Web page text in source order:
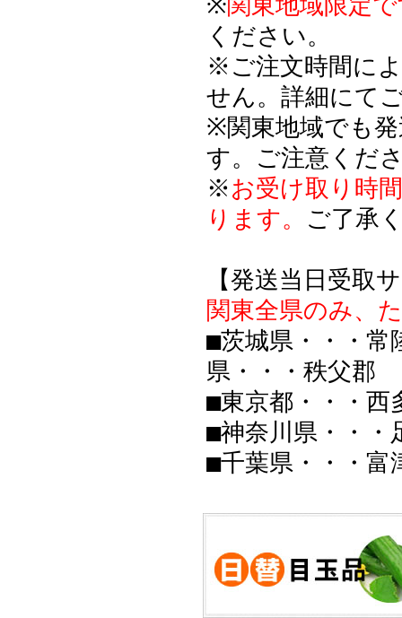
ください。
※ご注文時間に
せん。詳細にて
※関東地域でも
す。ご注意くだ
※お受け取り時
ります。 ご了承
【発送当日受取
関東全県のみ、
■茨城県・・・常
県・・・秩父郡
■東京都・・・西
■神奈川県・・・
■千葉県・・・富